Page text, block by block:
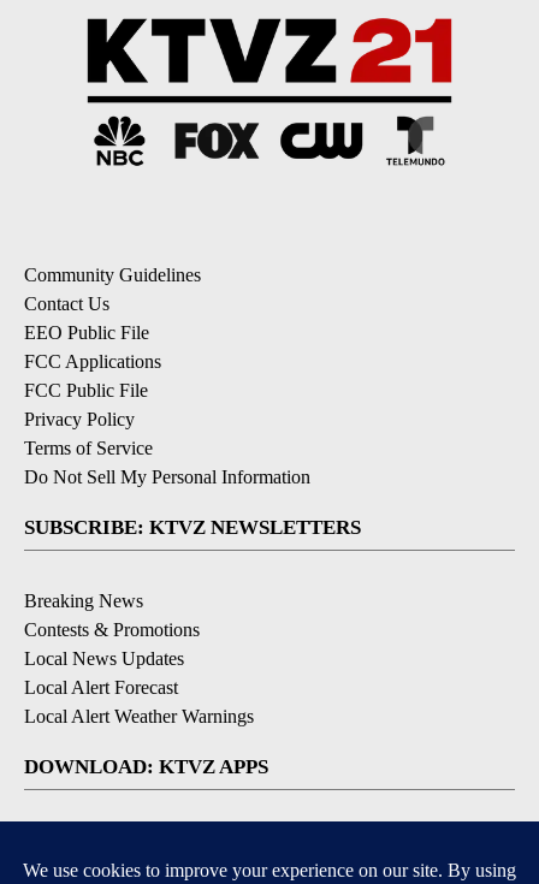
Community Guidelines
Contact Us
EEO Public File
FCC Applications
FCC Public File
Privacy Policy
Terms of Service
Do Not Sell My Personal Information
SUBSCRIBE: KTVZ NEWSLETTERS
Breaking News
Contests & Promotions
Local News Updates
Local Alert Forecast
Local Alert Weather Warnings
DOWNLOAD: KTVZ APPS